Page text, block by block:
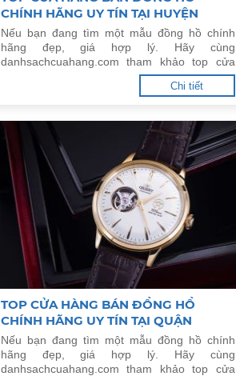
CHÍNH HÃNG UY TÍN TẠI HUYỆN
CHƯƠNG MỸ, HÀ NỘI
Nếu bạn đang tìm một mẫu đồng hồ chính
hãng đẹp, giá hợp lý. Hãy cùng
danhsachcuahang.com tham khảo top cửa
hàng bán đồng hồ chính hãng uy tín tại
Chi tiết
TOP CỬA HÀNG BÁN ĐỒNG HỒ
CHÍNH HÃNG UY TÍN TẠI QUẬN
THANH XUÂN, HÀ NỘI
Nếu bạn đang tìm một mẫu đồng hồ chính
hãng đẹp, giá hợp lý. Hãy cùng
danhsachcuahang.com tham khảo top cửa